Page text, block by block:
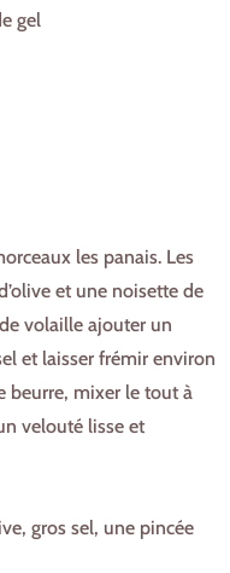
gel
les panais. Les
et une noisette de
volaille ajouter un
et laisser frémir environ
beurre, mixer le tout à
velouté lisse et
gros sel, une pincée